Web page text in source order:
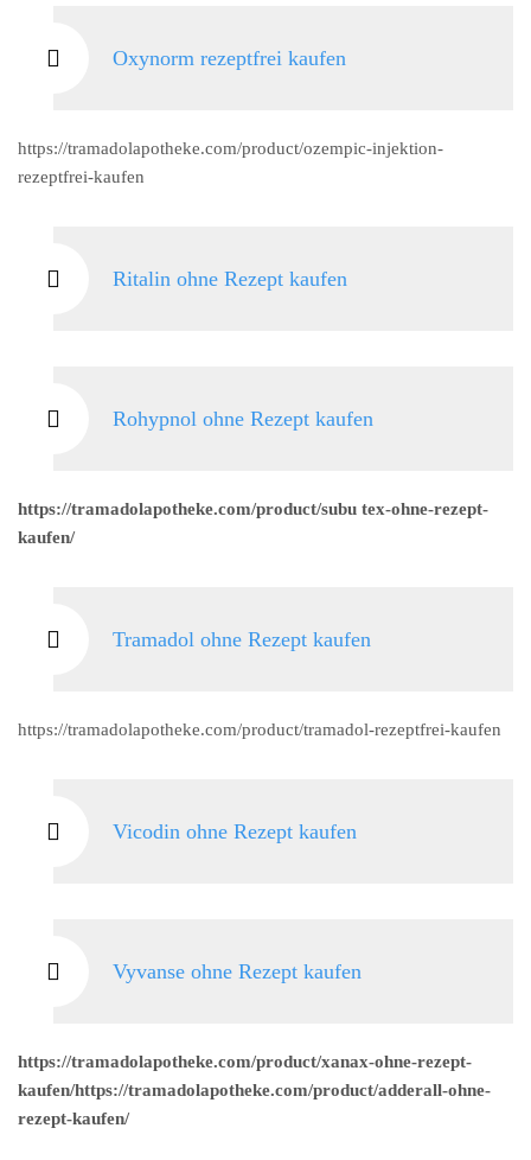
Oxynorm rezeptfrei kaufen
https://tramadolapotheke.com/product/ozempic-injektion-
rezeptfrei-kaufen
Ritalin ohne Rezept kaufen
Rohypnol ohne Rezept kaufen
https://tramadolapotheke.com/product/subu tex-ohne-rezept-
kaufen/
Tramadol ohne Rezept kaufen
https://tramadolapotheke.com/product/tramadol-rezeptfrei-kaufen
Vicodin ohne Rezept kaufen
Vyvanse ohne Rezept kaufen
https://tramadolapotheke.com/product/xanax-ohne-rezept-
kaufen/https://tramadolapotheke.com/product/adderall-ohne-
rezept-kaufen/